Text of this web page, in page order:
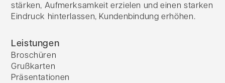
stärken, Aufmerksamkeit erzielen und einen starken
Eindruck hinterlassen, Kundenbindung erhöhen.
Leistungen
Broschüren
Grußkarten
Präsentationen